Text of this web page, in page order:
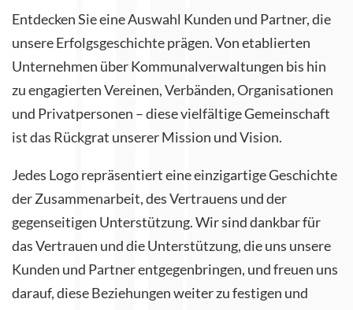
Entdecken Sie eine Auswahl Kunden und Partner, die
unsere Erfolgsgeschichte prägen. Von etablierten
Unternehmen über Kommunalverwaltungen bis hin
zu engagierten Vereinen, Verbänden, Organisationen
und Privatpersonen – diese vielfältige Gemeinschaft
ist das Rückgrat unserer Mission und Vision.
Jedes Logo repräsentiert eine einzigartige Geschichte
der Zusammenarbeit, des Vertrauens und der
gegenseitigen Unterstützung. Wir sind dankbar für
das Vertrauen und die Unterstützung, die uns unsere
Kunden und Partner entgegenbringen, und freuen uns
darauf, diese Beziehungen weiter zu festigen und